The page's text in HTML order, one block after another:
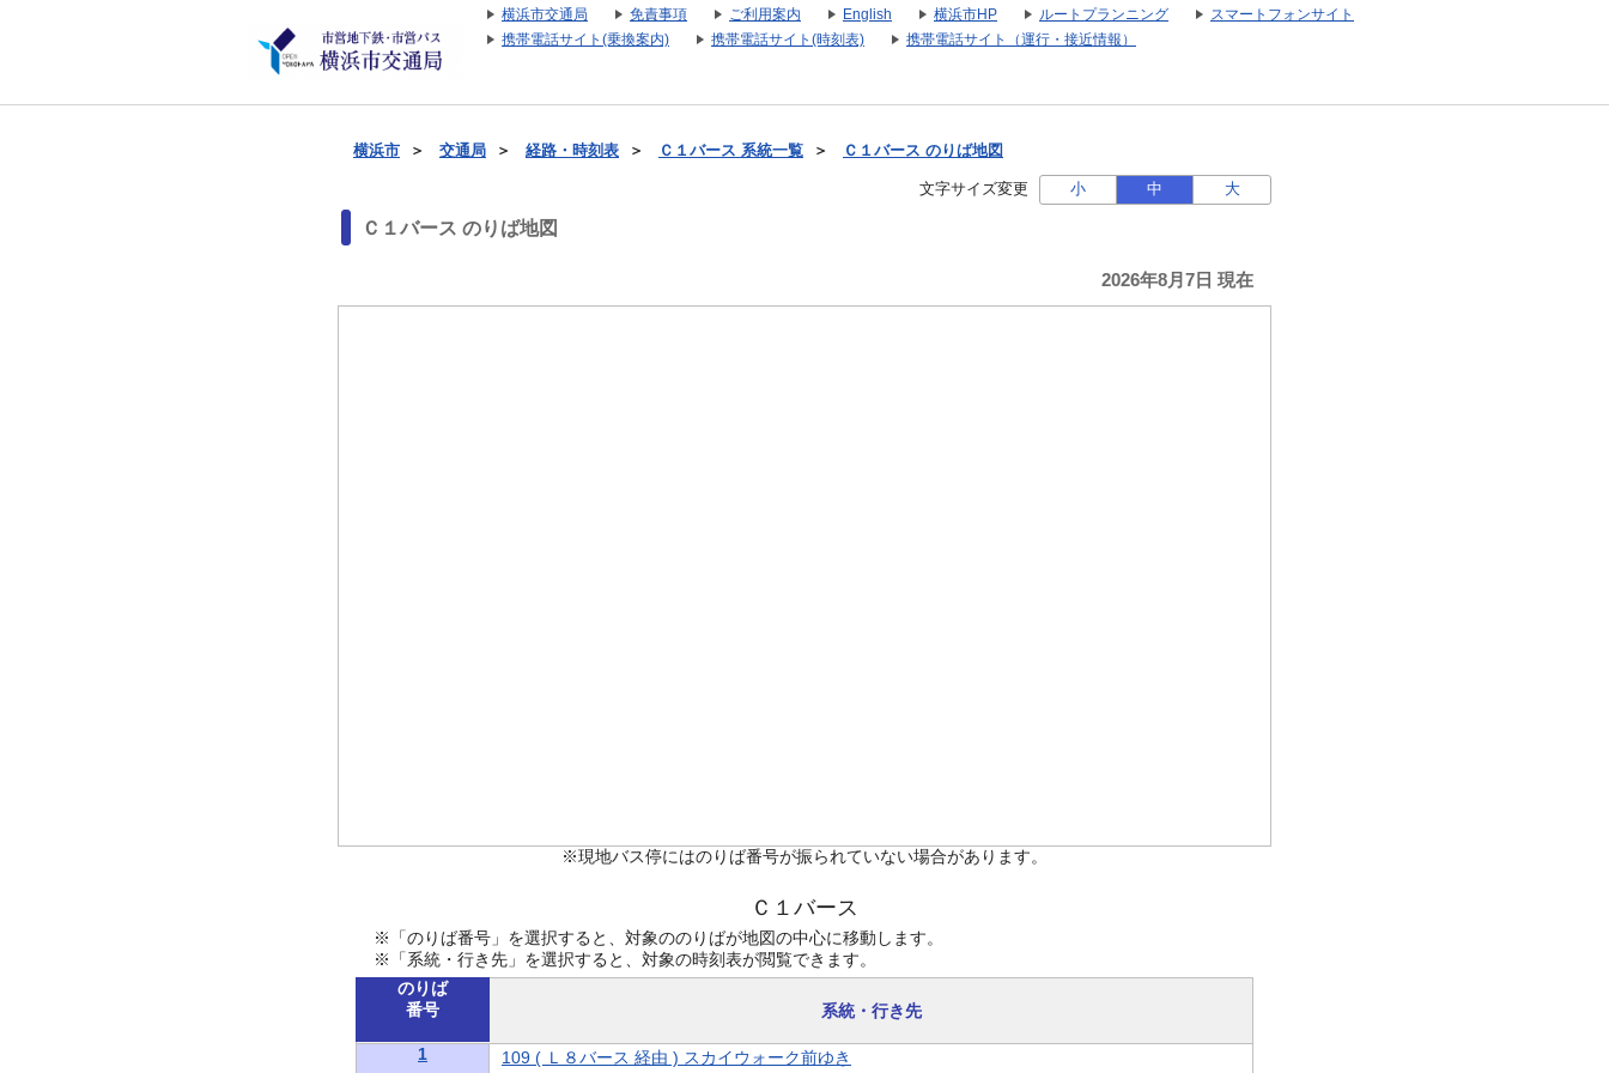
横浜市交通局 免責事項 ご利用案内 English 横浜市HP ルートプランニング
スマートフォンサイト
携帯電話サイト(乗換案内)
携帯電話サイト(時刻表) 携帯電話サイト（運行・接近情報）
横浜市 ＞ 交通局 ＞ 経路・時刻表 ＞ Ｃ１バース 系統一覧 ＞ Ｃ１バース のりば地図
文字サイズ変更 小 中 大
Ｃ１バース のりば地図
2026年8月7日 現在
※現地バス停にはのりば番号が振られていない場合があります。
Ｃ１バース
※「のりば番号」を選択すると、対象ののりばが地図の中心に移動します。
※「系統・行き先」を選択すると、対象の時刻表が閲覧できます。
のりば
番号
系統・行き先
1 109 ( Ｌ８バース 経由 ) スカイウォーク前ゆき